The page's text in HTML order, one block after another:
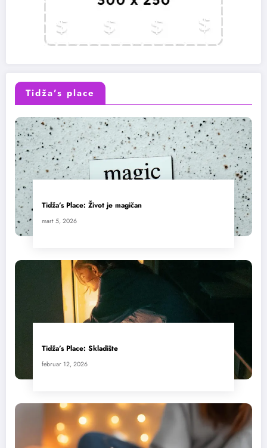
Tidža’s place
Tidža’s Place: Život je magičan
mart 5, 2026
Tidža’s Place: Skladište
februar 12, 2026